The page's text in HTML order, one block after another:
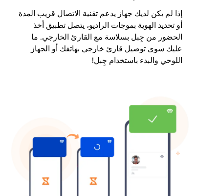
إذا لم يكن لديك جهاز يدعم تقنية الاتصال قريب المدة
أو تحديد الهوية بموجات الراديو، يتصل تطبيق أخذ
الحضور من جِبل بسلاسة مع القارئ الخارجي. ما
عليك سوى توصيل قارئ خارجي بهاتفك أو الجهاز
اللوحي والبدء باستخدام جِبل!